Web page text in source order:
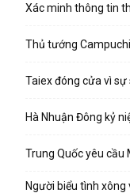
Xác minh thông tin
Thủ tướng
Taiex đóng cửa vì
Hà Nhuận Đông kỷ
Trung Quốc yêu cầu
Người biểu tình